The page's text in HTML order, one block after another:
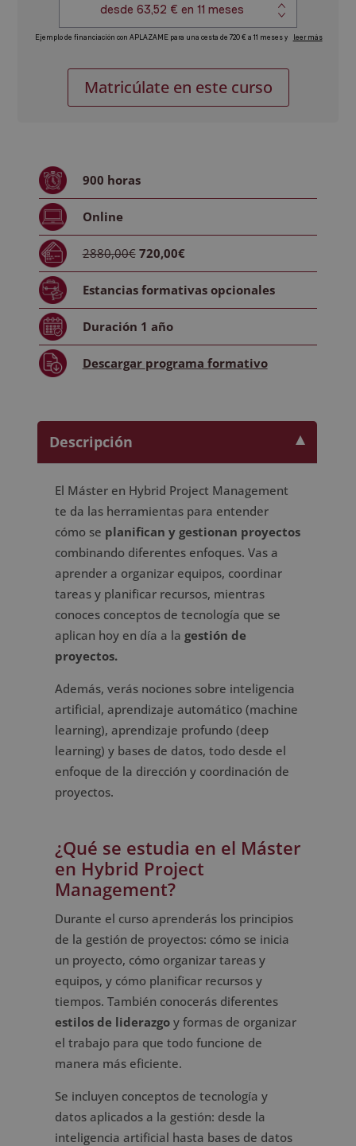
en
Diploma
por
Europeo
cantidad
Matricúlate en este curso
900 horas
Online
2880,00€ 720,00€
Estancias formativasopcionales
Duración 1 año
Descargar programa formativo
Descripción
El Máster en Hybrid Project Management
te da las herramientas para entender
cómo se planifican y gestionan proyectos
combinando diferentes enfoques. Vas a
aprender a organizar equipos, coordinar
tareas y planificar recursos, mientras
conoces conceptos de tecnología que se
aplican hoy en día a la gestión de
proyectos.
Además, verás nociones sobre inteligencia
artificial, aprendizaje automático (machine
learning), aprendizaje profundo (deep
learning) y bases de datos, todo desde el
enfoque de la dirección y coordinación de
proyectos.
¿Qué se estudia en el Máster
en Hybrid Project
Management?
Durante el curso aprenderás los principios
de la gestión de proyectos: cómo se inicia
un proyecto, cómo organizar tareas y
equipos, y cómo planificar recursos y
tiempos. También conocerás diferentes
estilos de liderazgoy formas de organizar
el trabajo para que todo funcione de
manera más eficiente.
Se incluyen conceptos de tecnología y
datos aplicados a la gestión: desde la
inteligencia artificial hasta bases de datos